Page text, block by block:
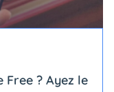
? Ayez le